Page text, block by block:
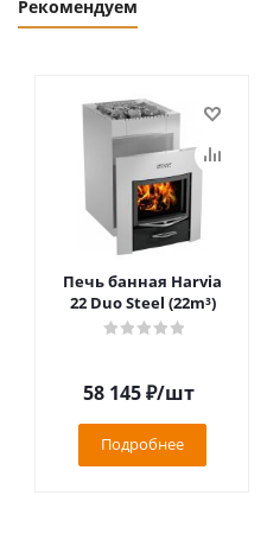
Рекомендуем
Печь банная Harvia
22 Duo Steel (22m³)
58 145₽/шт
Подробнее